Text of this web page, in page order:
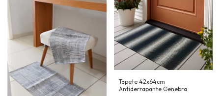
Tapete 42x64cm
Antiderrapante Genebra